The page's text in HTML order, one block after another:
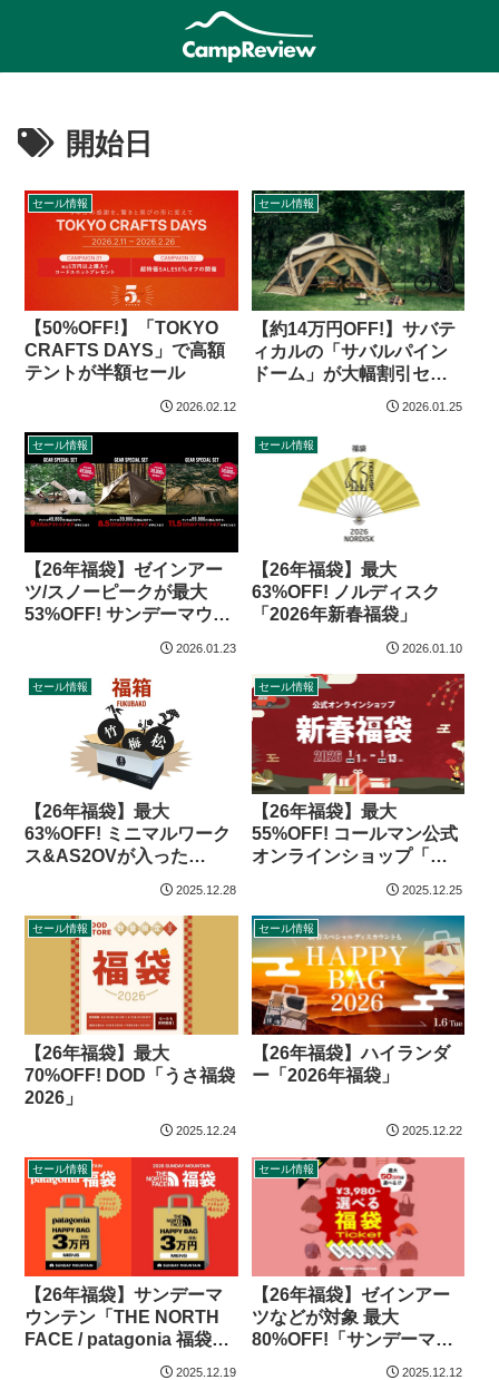
開始日
セール情報
【50%OFF!】「TOKYO
CRAFTS DAYS」で高額
テントが半額セール
2026.02.12
セール情報
【約14万円OFF!】サバテ
ィカルの「サバルパイン
ドーム」が大幅割引セー
2026.01.25
セール情報
【26年福袋】ゼインアー
ツ/スノーピークが最大
53%OFF! サンデーマウン
2026.01.23
セール情報
【26年福袋】最大
63%OFF! ノルディスク
「2026年新春福袋」
2026.01.10
セール情報
【26年福袋】最大
63%OFF! ミニマルワーク
ス&AS2OVが入った
2025.12.28
セール情報
【26年福袋】最大
55%OFF! コールマン公式
オンラインショップ「新
2025.12.25
セール情報
【26年福袋】最大
70%OFF! DOD「うさ福袋
2026」
2025.12.24
セール情報
【26年福袋】ハイランダ
ー「2026年福袋」
2025.12.22
セール情報
【26年福袋】サンデーマ
ウンテン「THE NORTH
FACE / patagonia 福袋
2025.12.19
セール情報
【26年福袋】ゼインアー
ツなどが対象 最大
80%OFF!「サンデーマウ
ンテン 選べる福袋チケッ
2025.12.12